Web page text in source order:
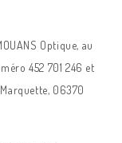
Optique, au
452 701 246 et
06370